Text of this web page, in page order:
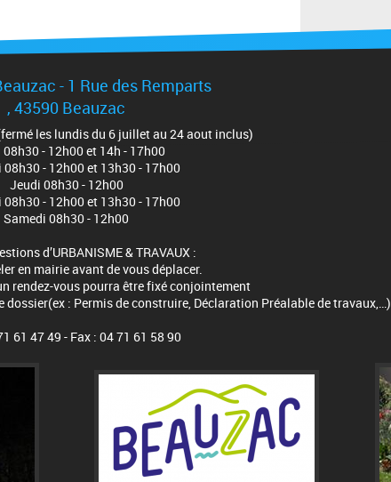
- 1 Rue des Remparts
, 43590 Beauzac
les lundis du 6 juillet au 24 aout inclus)
- 12h00 et 14h - 17h00
08h30 - 12h00 et 13h30 - 17h00
Jeudi 08h30 - 12h00
08h30 - 12h00 et 13h30 - 17h00
Samedi 08h30 - 12h00
d’URBANISME & TRAVAUX :
en mairie avant de vous déplacer.
rendez-vous pourra être fixé conjointement
: Permis de construire, Déclaration Préalable de travaux,…)
61 47 49 - Fax : 04 71 61 58 90